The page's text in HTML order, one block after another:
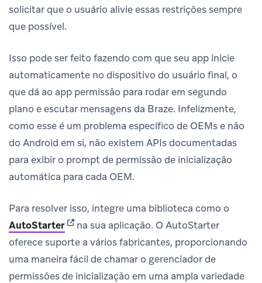
solicitar que o usuário alivie essas restrições sempre
que possível.
Isso pode ser feito fazendo com que seu app inicie
automaticamente no dispositivo do usuário final, o
que dá ao app permissão para rodar em segundo
plano e escutar mensagens da Braze. Infelizmente,
como esse é um problema específico de OEMs e não
do Android em si, não existem APIs documentadas
para exibir o prompt de permissão de inicialização
automática para cada OEM.
Para resolver isso, integre uma biblioteca como o
AutoStarter(opens in new tab)
na sua aplicação. O AutoStarter
oferece suporte a vários fabricantes, proporcionando
uma maneira fácil de chamar o gerenciador de
permissões de inicialização em uma ampla variedade